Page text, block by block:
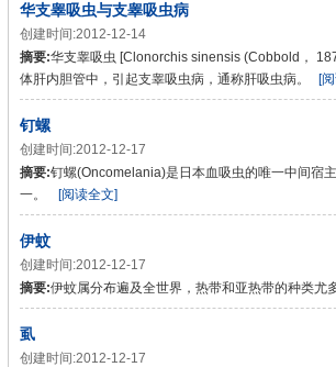
华支睾吸虫与支睾吸虫病
创建时间:2012-12-14
摘要:华支睾吸虫 [Clonorchis sinensis (Cobbold，
体肝内胆管中，引起支睾吸虫病，通称肝吸虫病。
[
钉螺
创建时间:2012-12-17
摘要:钉螺(Oncomelania)是日本血吸虫的唯一中间宿
一。
[阅读全文]
伊蚊
创建时间:2012-12-17
摘要:伊蚊属分布遍及全世界，热带和亚热带的种类尤
虱
创建时间:2012-12-17